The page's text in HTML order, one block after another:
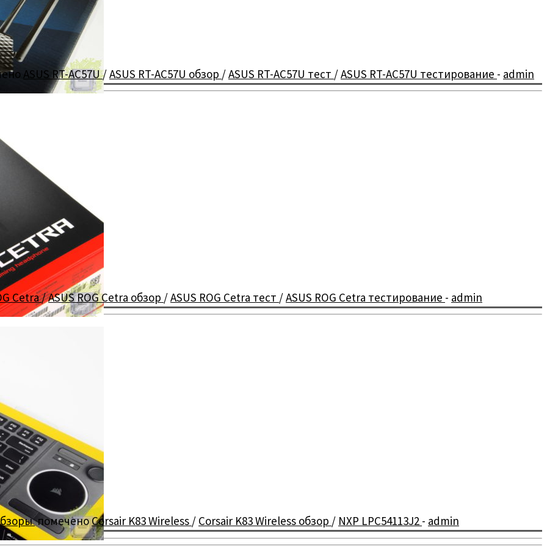
ASUS RT-AC57U/ASUS RT-AC57U обзор /ASUS RT-AC57U тест /ASUS RT-AC57U тестирование - admin
Cetra/ASUS ROG Cetra обзор /ASUS ROG Cetra тест /ASUS ROG Cetra тестирование - admin
помеченоCorsair K83 Wireless / Corsair K83 Wireless обзор / NXP LPC54113J2 - admin